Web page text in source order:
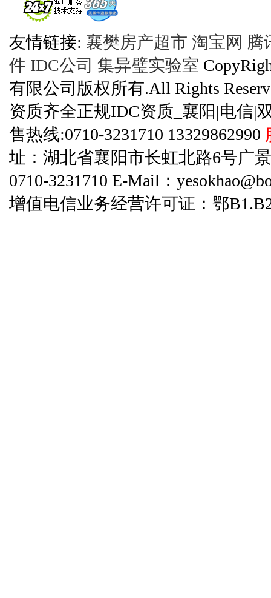
友情链接: 襄樊房产超市 淘宝网 腾
件 IDC公司 集异璧实验室
有限公司版权所有.All Rights
资质齐全正规IDC资质_襄阳|电信|
售热线:0710-3231710 13329862990
址：湖北省襄阳市长虹北路6号广
0710-3231710 E-Mail：
增值电信业务经营许可证：鄂